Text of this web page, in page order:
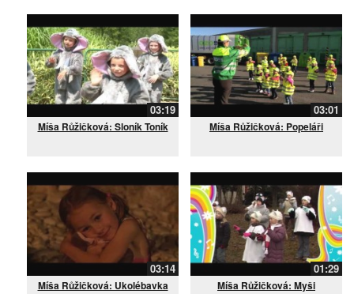
03:19
Míša Růžičková: Sloník Toník
03:01
Míša Růžičková: Popeláři
03:14
Míša Růžičková: Ukolébavka
01:29
Míša Růžičková: Myši